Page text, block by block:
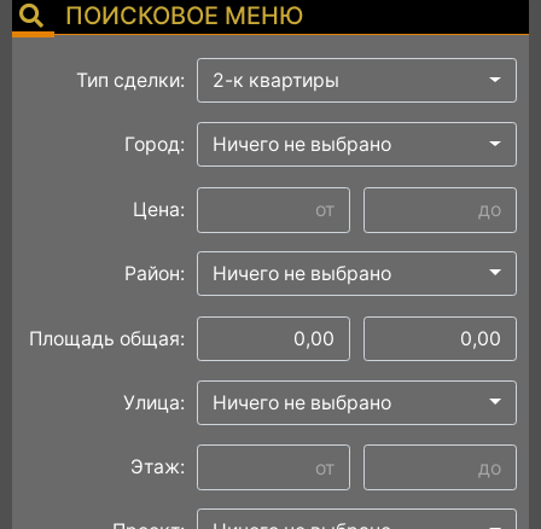
ПОИСКОВОЕ МЕНЮ
Тип сделки: 2-к квартиры
Город: Ничего не выбрано
Цена:
Район: Ничего не выбрано
Площадь общая:
Улица: Ничего не выбрано
Этаж: